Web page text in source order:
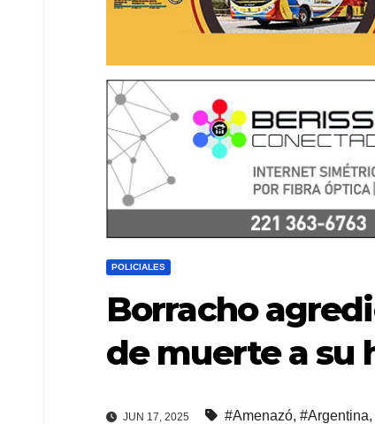
POLICIALES
Borracho
de muerte a su
JUN 17, 2025 #Amenazó, #Argentina,